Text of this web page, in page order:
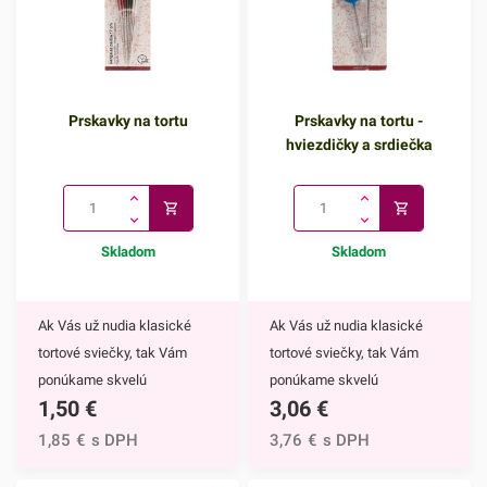
Prskavky na tortu
Skladom
Ak Vás už nudia klasické
tortové sviečky, tak Vám
ponúkame skvelú
alternatívu. Prskavky na tortu
sú mimoriadne efektným
1,50 €
1,85 € s DPH
Prskavky na tortu -
hviezdičky a srdiečka
Skladom
Ak Vás už nudia klasické
tortové sviečky, tak Vám
ponúkame skvelú
alternatívu. Prskavky na tortu
- hviezdičky a srdiečka sú
3,06 €
3,76 € s DPH